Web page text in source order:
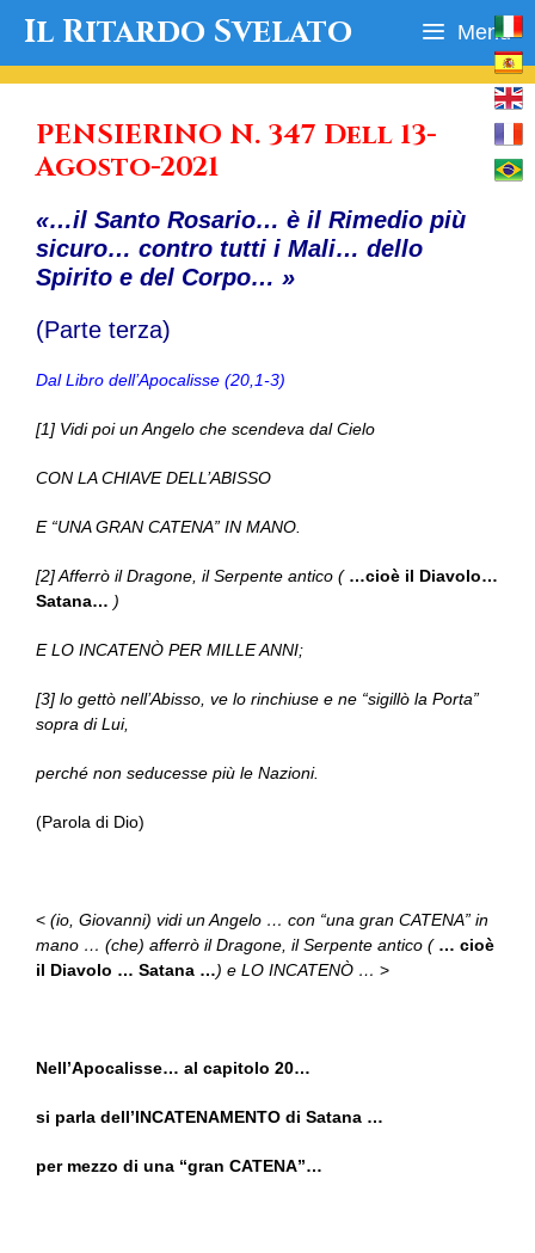
Il Ritardo Svelato Menu
PENSIERINO N. 347 Dell 13-
Agosto-2021
«…il Santo Rosario… è il Rimedio più
sicuro… contro tutti i Mali… dello
Spirito e del Corpo… »
(Parte terza)
Dal Libro dell’Apocalisse (20,1-3)
[1] Vidi poi un Angelo che scendeva dal Cielo
CON LA CHIAVE DELL’ABISSO
E “UNA GRAN CATENA” IN MANO.
[2] Afferrò il Dragone, il Serpente antico ( …cioè il Diavolo…
Satana… )
E LO INCATENÒ PER MILLE ANNI;
[3] lo gettò nell’Abisso, ve lo rinchiuse e ne “sigillò la Porta”
sopra di Lui,
perché non seducesse più le Nazioni.
(Parola di Dio)
< (io, Giovanni) vidi un Angelo … con “una gran CATENA” in
mano … (che) afferrò il Dragone, il Serpente antico ( … cioè
il Diavolo … Satana …) e LO INCATENÒ … >
Nell’Apocalisse… al capitolo 20…
si parla dell’INCATENAMENTO di Satana …
per mezzo di una “gran CATENA”…